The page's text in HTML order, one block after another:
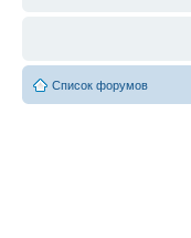
Список форумов